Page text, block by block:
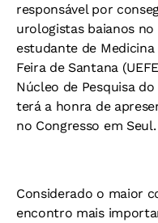
responsável por
urologistas baianos no
estudante de
Feira de Santana
Núcleo de Pesquisa
terá a honra de
no Congresso em Seul.
Considerado o maior
encontro mais